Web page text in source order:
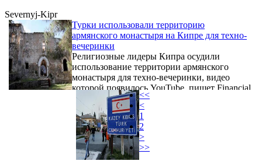
Severnyj-Kipr
Турки использовали территорию
армянского монастыря на Кипре для техно-
вечеринки
Религиозные лидеры Кипра осудили
использование территории армянского
монастыря для техно-вечеринки, видео
которой появилось YouTube, пишет Financial
Mirror. Монастырь Святого Магара
расположен в горном хребте Пентадактилос
на оккупированном турками северном
Кипре.
<<
<
1
2
>
>>